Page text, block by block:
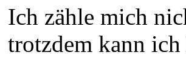
Ich zähle mich
trotzdem kann